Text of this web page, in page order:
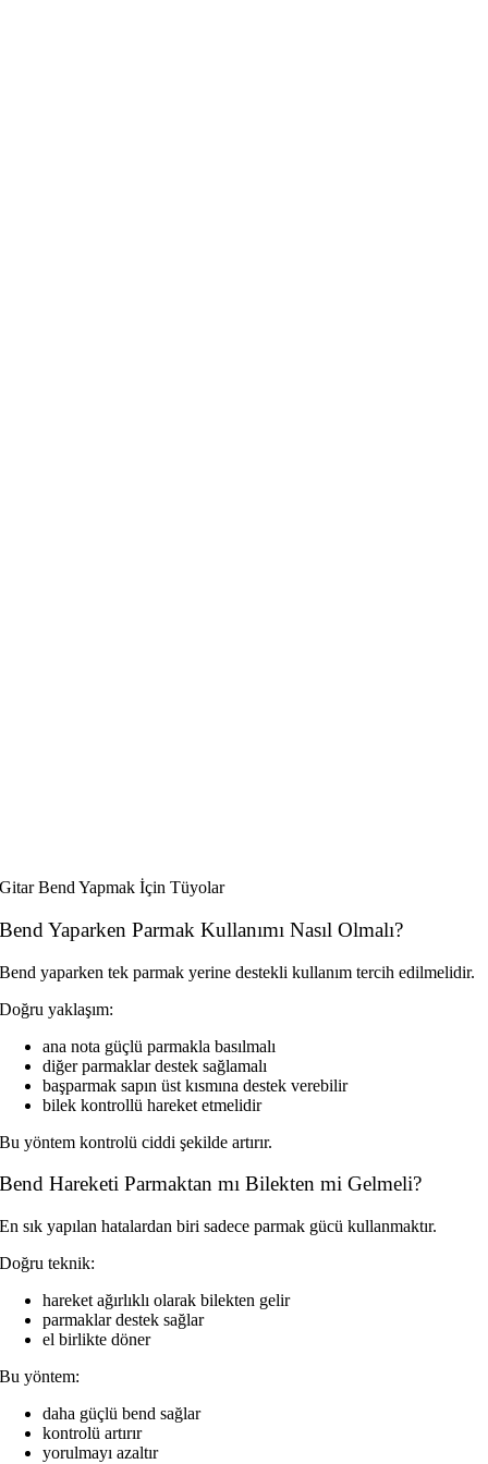
Gitar Bend Yapmak İçin Tüyolar
Bend Yaparken Parmak Kullanımı Nasıl Olmalı?
Bend yaparken tek parmak yerine destekli kullanım tercih edilmelidir.
Doğru yaklaşım:
ana nota güçlü parmakla basılmalı
diğer parmaklar destek sağlamalı
başparmak sapın üst kısmına destek verebilir
bilek kontrollü hareket etmelidir
Bu yöntem kontrolü ciddi şekilde artırır.
Bend Hareketi Parmaktan mı Bilekten mi Gelmeli?
En sık yapılan hatalardan biri sadece parmak gücü kullanmaktır.
Doğru teknik:
hareket ağırlıklı olarak bilekten gelir
parmaklar destek sağlar
el birlikte döner
Bu yöntem:
daha güçlü bend sağlar
kontrolü artırır
yorulmayı azaltır